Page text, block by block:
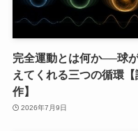
完全運動とは何か──球
えてくれる三つの循環【
作】
2026年7月9日